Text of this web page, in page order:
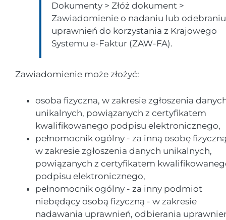
Dokumenty > Złóż dokument >
Zawiadomienie o nadaniu lub odebraniu
uprawnień do korzystania z Krajowego
Systemu e-Faktur (ZAW-FA).
Zawiadomienie może złożyć:
osoba fizyczna, w zakresie zgłoszenia
unikalnych, powiązanych z certyfikatem
kwalifikowanego podpisu elektronicznego,
pełnomocnik ogólny - za inną osobę
w zakresie zgłoszenia danych unikalnych,
powiązanych z certyfikatem
podpisu elektronicznego,
pełnomocnik ogólny - za inny podmiot
niebędący osobą fizyczną - w zakresie
nadawania uprawnień, odbierania